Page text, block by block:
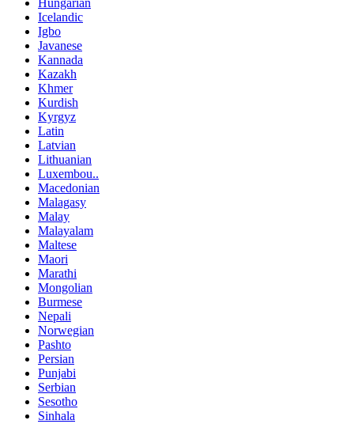
Hungarian
Icelandic
Igbo
Javanese
Kannada
Kazakh
Khmer
Kurdish
Kyrgyz
Latin
Latvian
Lithuanian
Luxembou..
Macedonian
Malagasy
Malay
Malayalam
Maltese
Maori
Marathi
Mongolian
Burmese
Nepali
Norwegian
Pashto
Persian
Punjabi
Serbian
Sesotho
Sinhala